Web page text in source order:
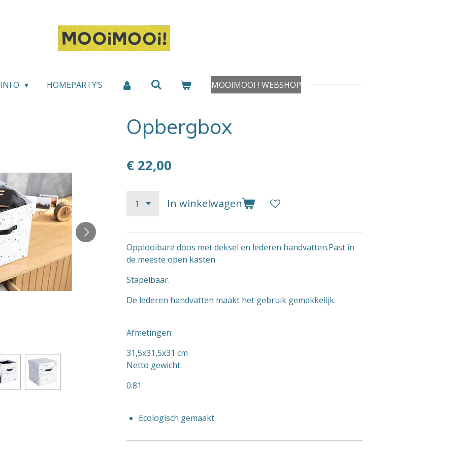
INFO HOMEPARTY’S MOOIMOOI ! WEBSHOP
Opbergbox
€ 22,00
In winkelwagen
Opplooibare doos met deksel en lederen handvatten.Past in
de meeste open kasten.
Stapelbaar.
De lederen handvatten maakt het gebruik gemakkelijk.
Afmetingen:
31,5x31,5x31 cm
Netto gewicht:
0.81
Ecologisch gemaakt.